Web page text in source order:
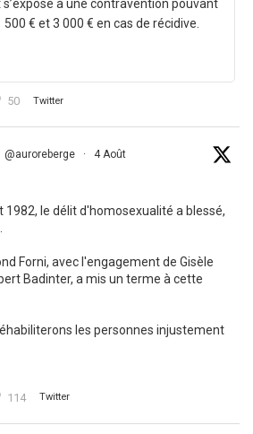
à une contravention pouvant
€ et 3 000 € en cas de récidive.
50 Twitter
@auroreberge · 4 Août
1982, le délit d'homosexualité a blessé,
Forni, avec l'engagement de Gisèle
Badinter, a mis un terme à cette
les personnes injustement
114 Twitter